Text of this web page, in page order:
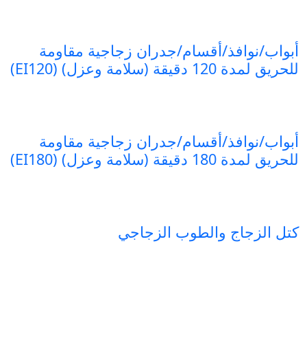
أبواب/نوافذ/أقسام/جدران زجاجية مقاومة
للحريق لمدة 120 دقيقة (سلامة وعزل) (EI120)
أبواب/نوافذ/أقسام/جدران زجاجية مقاومة
للحريق لمدة 180 دقيقة (سلامة وعزل) (EI180)
كتل الزجاج والطوب الزجاجي